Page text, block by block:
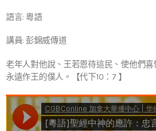
語言: 粵語
講員: 彭錦威傳道
老年人對他說、王若恩待這民、使他們
永遠作王的僕人。【代下10：7 】